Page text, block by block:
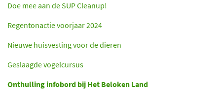
Doe mee aan de SUP Cleanup!
Regentonactie voorjaar 2024
Nieuwe huisvesting voor de dieren
Geslaagde vogelcursus
Onthulling infobord bij Het Beloken Land